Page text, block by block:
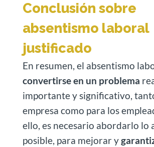
Conclusión sobre
absentismo laboral
justificado
En resumen, el absentismo
convertirse en un problema
importante y significativo,
empresa como para los
ello, es necesario abordarlo lo
posible, para mejorar y